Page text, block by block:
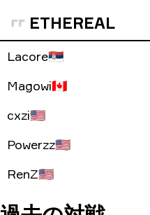
ETHEREAL
Lacore🇷🇸
Magowi🇨🇦
cxzi🇺🇸
Powerzz🇺🇸
RenZ🇺🇸